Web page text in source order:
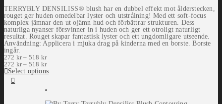
TERRYBLY DENSILISS® blush har en dubbel effekt mot ålderstecken,
rouget ger huden omedelbar lyster och utstrålning! Med ett soft-focus
komplex jämnar den ut ojämn hud och förbättrar strukturen. Dess
naturliga nyanser försvinner in i huden och ger ett otroligt naturligt
resultat. Rouget skapar fantastisk lyster och ett ungdomligare utseende.
Användning: Applicera i mjuka drag på kinderna med en borste. Borste
ingår.
272 kr– 518 kr
272 kr– 518 kr
Select options